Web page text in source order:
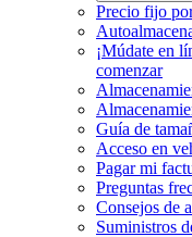
Precio fijo
¡Múdate en
comenzar
Guía de
Acceso en
Pagar mi
Preguntas
Consejos de
Suministros